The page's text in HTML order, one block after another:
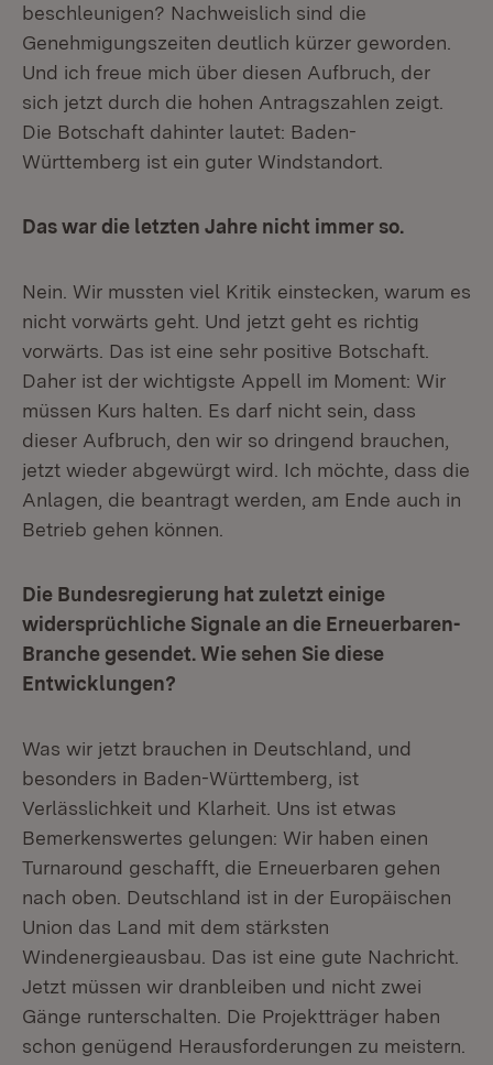
beschleunigen? Nachweislich sind die
Genehmigungszeiten deutlich kürzer geworden.
Und ich freue mich über diesen Aufbruch, der
sich jetzt durch die hohen Antragszahlen zeigt.
Die Botschaft dahinter lautet: Baden-
Württemberg ist ein guter Windstandort.
Das war die letzten Jahre nicht immer so.
Nein. Wir mussten viel Kritik einstecken, warum es
nicht vorwärts geht. Und jetzt geht es richtig
vorwärts. Das ist eine sehr positive Botschaft.
Daher ist der wichtigste Appell im Moment: Wir
müssen Kurs halten. Es darf nicht sein, dass
dieser Aufbruch, den wir so dringend brauchen,
jetzt wieder abgewürgt wird. Ich möchte, dass die
Anlagen, die beantragt werden, am Ende auch in
Betrieb gehen können.
Die Bundesregierung hat zuletzt einige
widersprüchliche Signale an die Erneuerbaren-
Branche gesendet. Wie sehen Sie diese
Entwicklungen?
Was wir jetzt brauchen in Deutschland, und
besonders in Baden-Württemberg, ist
Verlässlichkeit und Klarheit. Uns ist etwas
Bemerkenswertes gelungen: Wir haben einen
Turnaround geschafft, die Erneuerbaren gehen
nach oben. Deutschland ist in der Europäischen
Union das Land mit dem stärksten
Windenergieausbau. Das ist eine gute Nachricht.
Jetzt müssen wir dranbleiben und nicht zwei
Gänge runterschalten. Die Projektträger haben
schon genügend Herausforderungen zu meistern.